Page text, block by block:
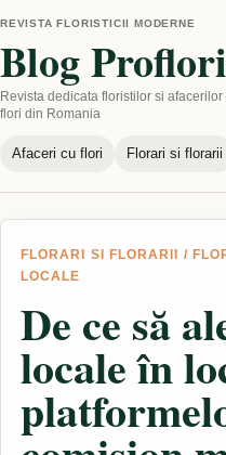
REVISTA FLORISTICII MODERNE
Blog
Revista dedicata floristilor si afacerilor
flori din Romania
Afaceri cu flori Florari si florarii
FLORARI SI FLORARII /
LOCALE
De ce să
locale în